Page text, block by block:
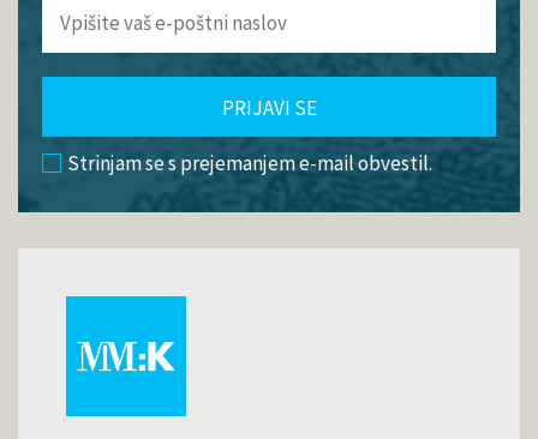
PRIJAVI SE
Strinjam se s prejemanjem e-mail obvestil.